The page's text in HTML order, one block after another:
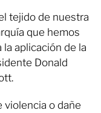
tejido de nuestra
que hemos
aplicación de la
Donald
violencia o dañe